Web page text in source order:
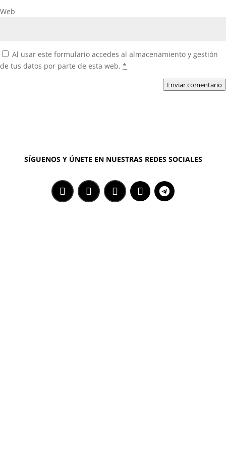
Web
Al usar este formulario accedes al almacenamiento y gestión
de tus datos por parte de esta web. *
Enviar comentario
SÍGUENOS Y ÚNETE EN NUESTRAS REDES SOCIALES